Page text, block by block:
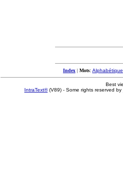
Index | Mots: Alphabétique
Best
IntraText®(V89) - Some rights reserved by